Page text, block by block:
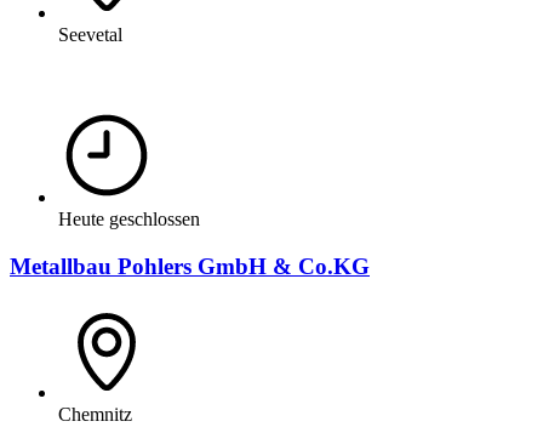
Seevetal
Heute geschlossen
Metallbau Pohlers GmbH & Co.KG
Chemnitz